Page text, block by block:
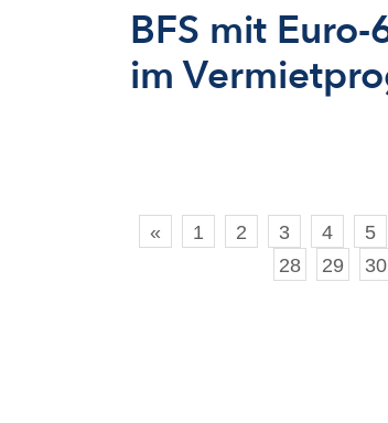
BFS mit Euro-
im
« 1 2 3 4 5
28
29 30